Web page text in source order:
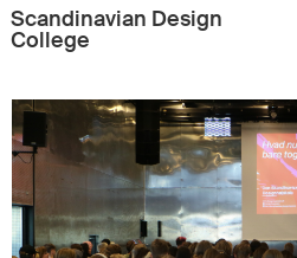
Scandinavian Design
College